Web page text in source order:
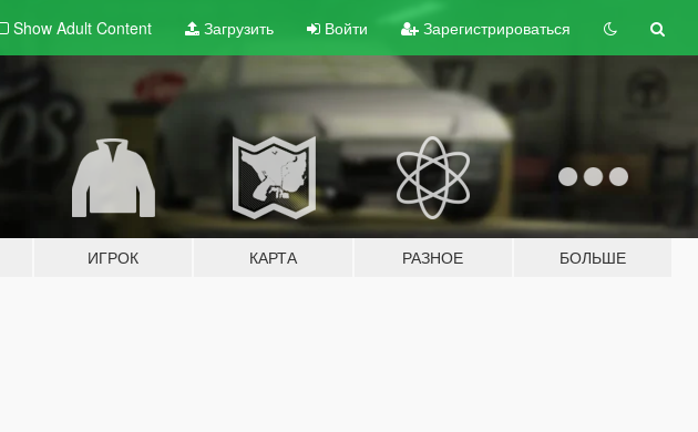
Show Adult Content Загрузить Войти Зарегистрироваться
ИГРОК КАРТА РАЗНОЕ БОЛЬШЕ